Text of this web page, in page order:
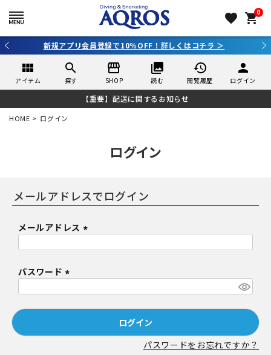
favorite 0
shopping_cart
新規アプリ会員登録で10％OFF！詳しくはコチラ ＞
view_module
アイテム
search
探す
storefront
SHOP
collections
読む
history
閲覧履歴
person
ログイン
【重要】配送に関するお知らせ
HOME ログイン
ログイン
メールアドレス
パスワード
ログイン
パスワードをお忘れですか？